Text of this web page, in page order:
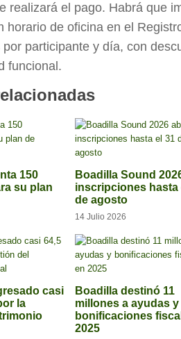
realizará el pago. Habrá que
horario de oficina en el
participante y día, con
funcional.
150
su plan
Boadilla Sound
inscripciones hasta
de agosto
14 Julio 2026
casi
la
Boadilla destinó 11
millones a ayudas y
bonificaciones
2025